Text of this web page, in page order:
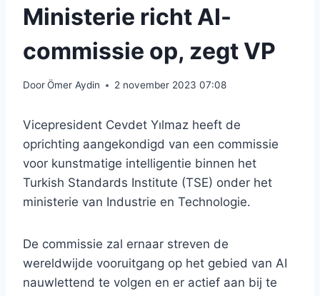
Ministerie richt AI-
commissie op, zegt VP
DoorÖmer Aydin 2 november 2023 07:08
Vicepresident Cevdet Yılmaz heeft de
oprichting aangekondigd van een commissie
voor kunstmatige intelligentie binnen het
Turkish Standards Institute (TSE) onder het
ministerie van Industrie en Technologie.
De commissie zal ernaar streven de
wereldwijde vooruitgang op het gebied van AI
nauwlettend te volgen en er actief aan bij te